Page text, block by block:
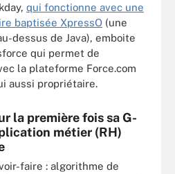
qui fonctionne avec une
baptisée XpressO (une
dessus de Java), emboite
qui permet de
la plateforme Force.com
aussi propriétaire.
la première fois sa G-
métier (RH)
faire : algorithme de